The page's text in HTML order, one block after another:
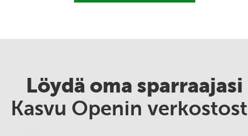
Löydä oma sparraajasi
Kasvu Openin